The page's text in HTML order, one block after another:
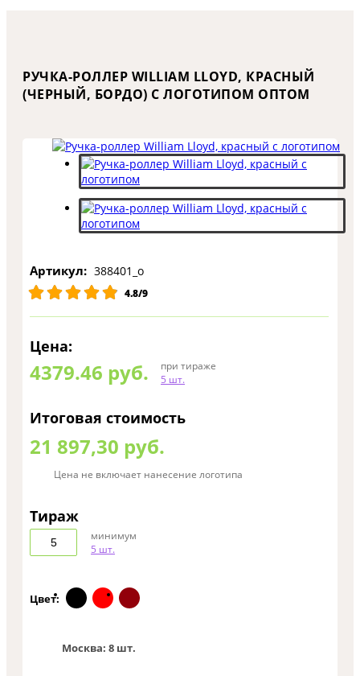
РУЧКА-РОЛЛЕР WILLIAM LLOYD, КРАСНЫЙ
(ЧЕРНЫЙ, БОРДО) С ЛОГОТИПОМ ОПТОМ
Артикул: 388401_o
4.8/9
Цена:
4379.46 руб.
при тираже
5 шт.
Итоговая стоимость
21 897,30 руб.
Цена не включает нанесение логотипа
Тираж
минимум
5 шт.
Цвет:
Москва: 8 шт.